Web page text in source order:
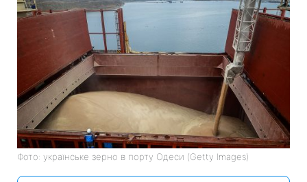
Фото: українське зерно в порту Одеси (Getty Images)